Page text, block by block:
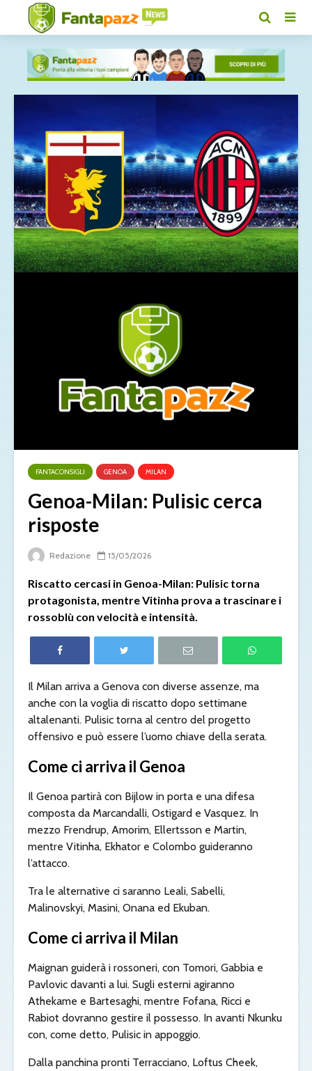
FANTACONSIGLI GENOA MILAN
Genoa-Milan: Pulisic cerca
risposte
Redazione 15/05/2026
Riscatto cercasi in Genoa-Milan: Pulisic torna
protagonista, mentre Vitinha prova a trascinare i
rossoblù con velocità e intensità.
Il Milan arriva a Genova con diverse assenze, ma
anche con la voglia di riscatto dopo settimane
altalenanti. Pulisic torna al centro del progetto
offensivo e può essere l’uomo chiave della serata.
Come ci arriva il Genoa
Il Genoa partirà con Bijlow in porta e una difesa
composta da Marcandalli, Ostigard e Vasquez. In
mezzo Frendrup, Amorim, Ellertsson e Martin,
mentre Vitinha, Ekhator e Colombo guideranno
l’attacco.
Tra le alternative ci saranno Leali, Sabelli,
Malinovskyi, Masini, Onana ed Ekuban.
Come ci arriva il Milan
Maignan guiderà i rossoneri, con Tomori, Gabbia e
Pavlovic davanti a lui. Sugli esterni agiranno
Athekame e Bartesaghi, mentre Fofana, Ricci e
Rabiot dovranno gestire il possesso. In avanti Nkunku
con, come detto, Pulisic in appoggio.
Dalla panchina pronti Terracciano, Loftus Cheek,